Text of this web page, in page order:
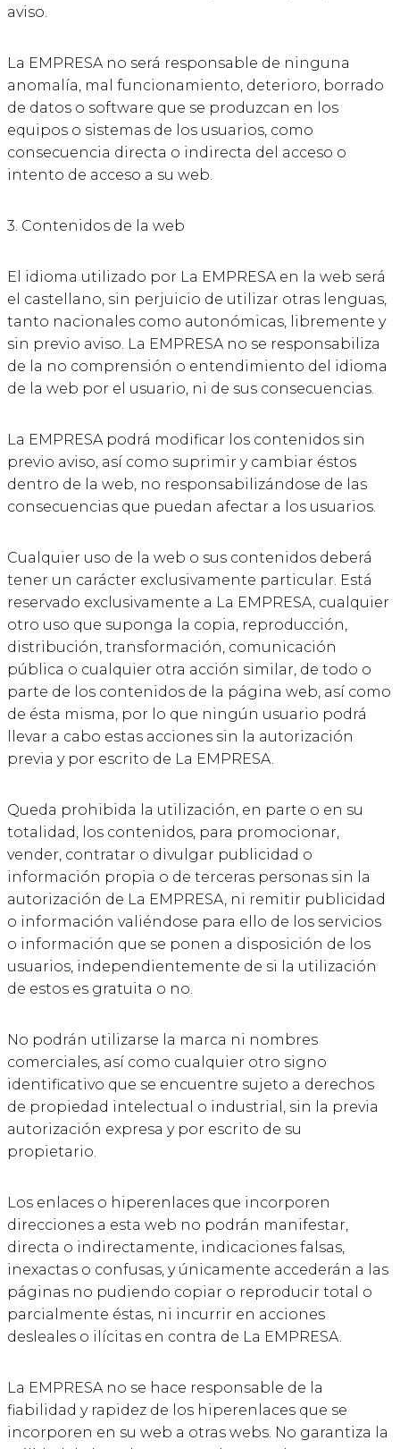
aviso.
La EMPRESA no será responsable de ninguna
anomalía, mal funcionamiento, deterioro, borrado
de datos o software que se produzcan en los
equipos o sistemas de los usuarios, como
consecuencia directa o indirecta del acceso o
intento de acceso a su web.
3. Contenidos de la web
El idioma utilizado por La EMPRESA en la web será
el castellano, sin perjuicio de utilizar otras lenguas,
tanto nacionales como autonómicas, libremente y
sin previo aviso. La EMPRESA no se responsabiliza
de la no comprensión o entendimiento del idioma
de la web por el usuario, ni de sus consecuencias.
La EMPRESA podrá modificar los contenidos sin
previo aviso, así como suprimir y cambiar éstos
dentro de la web, no responsabilizándose de las
consecuencias que puedan afectar a los usuarios.
Cualquier uso de la web o sus contenidos deberá
tener un carácter exclusivamente particular. Está
reservado exclusivamente a La EMPRESA, cualquier
otro uso que suponga la copia, reproducción,
distribución, transformación, comunicación
pública o cualquier otra acción similar, de todo o
parte de los contenidos de la página web, así como
de ésta misma, por lo que ningún usuario podrá
llevar a cabo estas acciones sin la autorización
previa y por escrito de La EMPRESA.
Queda prohibida la utilización, en parte o en su
totalidad, los contenidos, para promocionar,
vender, contratar o divulgar publicidad o
información propia o de terceras personas sin la
autorización de La EMPRESA, ni remitir publicidad
o información valiéndose para ello de los servicios
o información que se ponen a disposición de los
usuarios, independientemente de si la utilización
de estos es gratuita o no.
No podrán utilizarse la marca ni nombres
comerciales, así como cualquier otro signo
identificativo que se encuentre sujeto a derechos
de propiedad intelectual o industrial, sin la previa
autorización expresa y por escrito de su
propietario.
Los enlaces o hiperenlaces que incorporen
direcciones a esta web no podrán manifestar,
directa o indirectamente, indicaciones falsas,
inexactas o confusas, y únicamente accederán a las
páginas no pudiendo copiar o reproducir total o
parcialmente éstas, ni incurrir en acciones
desleales o ilícitas en contra de La EMPRESA.
La EMPRESA no se hace responsable de la
fiabilidad y rapidez de los hiperenlaces que se
incorporen en su web a otras webs. No garantiza la